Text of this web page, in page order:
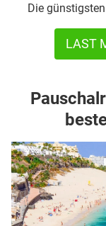
Die
LAST